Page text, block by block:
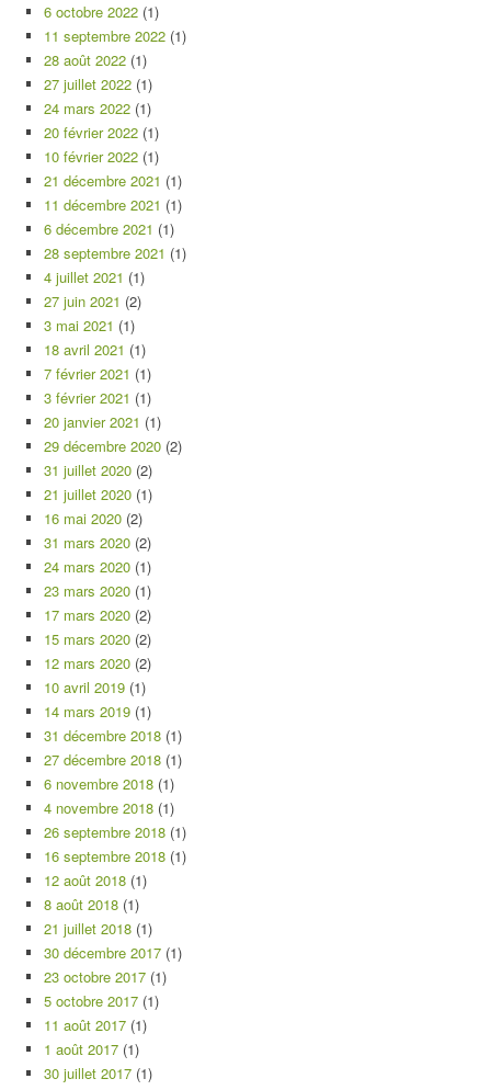
6 octobre 2022 (1)
11 septembre 2022 (1)
28 août 2022 (1)
27 juillet 2022 (1)
24 mars 2022 (1)
20 février 2022 (1)
10 février 2022 (1)
21 décembre 2021 (1)
11 décembre 2021 (1)
6 décembre 2021 (1)
28 septembre 2021 (1)
4 juillet 2021 (1)
27 juin 2021 (2)
3 mai 2021 (1)
18 avril 2021 (1)
7 février 2021 (1)
3 février 2021 (1)
20 janvier 2021 (1)
29 décembre 2020 (2)
31 juillet 2020 (2)
21 juillet 2020 (1)
16 mai 2020 (2)
31 mars 2020 (2)
24 mars 2020 (1)
23 mars 2020 (1)
17 mars 2020 (2)
15 mars 2020 (2)
12 mars 2020 (2)
10 avril 2019 (1)
14 mars 2019 (1)
31 décembre 2018 (1)
27 décembre 2018 (1)
6 novembre 2018 (1)
4 novembre 2018 (1)
26 septembre 2018 (1)
16 septembre 2018 (1)
12 août 2018 (1)
8 août 2018 (1)
21 juillet 2018 (1)
30 décembre 2017 (1)
23 octobre 2017 (1)
5 octobre 2017 (1)
11 août 2017 (1)
1 août 2017 (1)
30 juillet 2017 (1)